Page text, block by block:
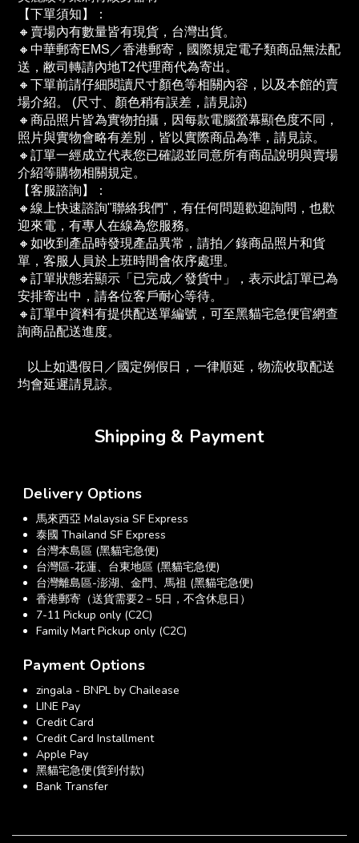
【下單須知】：
🔸賣場內有數量皆有現貨，台灣出貨。
🔸中華郵寄EMS／香港郵寄，國際規定電子類商品無法配
送，敝司轉請內地T2代理商代為寄出。
🔸下單前請仔細閱讀尺寸顏色等相關內容，以及本館的賣
場介紹。 (尺寸、顏色稍有誤差，請見諒)
🔸商品照片皆為實物拍攝，因每款電腦螢幕顯色度不同，
照片與實物會略有差別，皆以實際商品為準，請見諒。
🔸訂單一經成立代表您已確認並同意所有商品說明與賣場
介紹等購物相關規定。
【客服諮詢】：
🔸線上快速諮詢"聯絡我們"，有任何問題歡迎詢問，也歡
迎來電，有專人在線為您服務。
🔸如收到產品時發現產品異常，請拍／錄商品照片和貨
單，客服人員於上班時間會依序處理。
🔸訂單狀態若顯示「已完成／發貨中」，表示此訂單已為
安排寄出中，請各位客戶耐心等待。
🔸訂單中資料有提供配送單編號，可至黑貓宅急便官網查
詢商品配送進度。
均會延遲請見諒。
Shipping & Payment
Delivery Options
馬來西亞 Malaysia SF Express
泰國 Thailand SF Express
台灣本島區 (黑貓宅急便)
台灣區-花蓮、台東地區 (黑貓宅急便)
台灣離島區-澎湖、金門、馬祖 (黑貓宅急便)
香港郵寄（送貨需要2－5日，不含休息日）
7-11 Pickup only (C2C)
Family Mart Pickup only (C2C)
Payment Options
zingala - BNPL by Chailease
LINE Pay
Credit Card
Credit Card Installment
Apple Pay
黑貓宅急便(貨到付款)
Bank Transfer